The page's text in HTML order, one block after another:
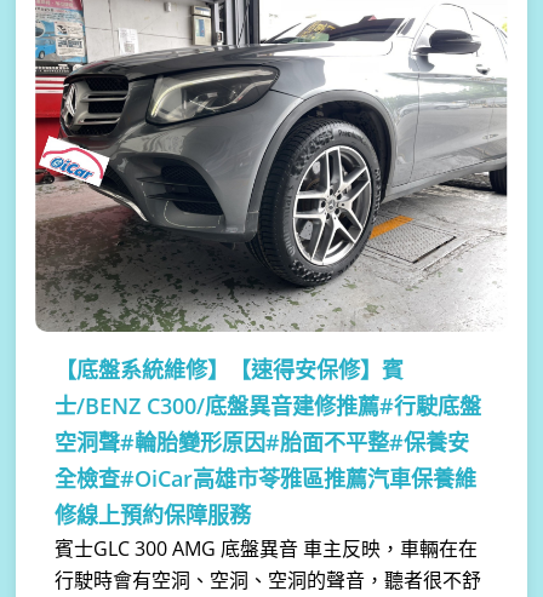
【底盤系統維修】
【速得安保修】賓
士/BENZ C300/底盤異音建修推薦#行駛底盤
空洞聲#輪胎變形原因#胎面不平整#保養安
全檢查#OiCar高雄市苓雅區推薦汽車保養維
修線上預約保障服務
賓士GLC 300 AMG 底盤異音 車主反映，車輛在在
行駛時會有空洞、空洞、空洞的聲音，聽者很不舒